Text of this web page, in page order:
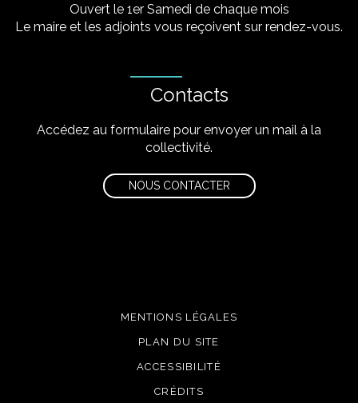
Ouvert le 1er Samedi de chaque mois
Le maire et les adjoints vous reçoivent sur rendez-vous.
Contacts
Accédez au formulaire pour envoyer un mail à la
collectivité.
NOUS CONTACTER
MENTIONS LÉGALES
PLAN DU SITE
ACCESSIBILITÉ
CRÉDITS